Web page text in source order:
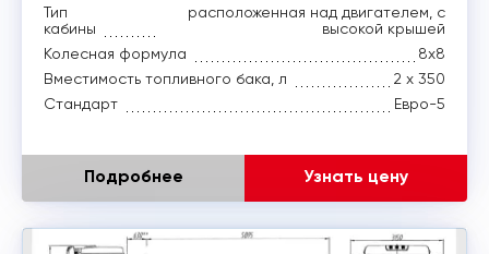
Тип
кабины
расположенная над двигателем, с
высокой крышей
Колесная формула
8x8
Вместимость топливного бака, л
2 х 350
Стандарт
Евро-5
Подробнее Узнать цену